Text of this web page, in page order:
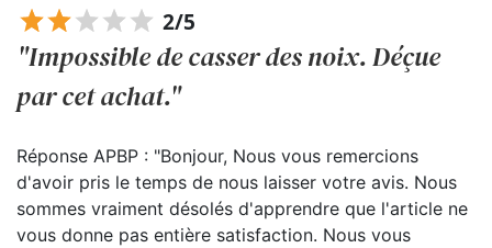
2/5
"Impossible de casser des noix. Déçue
par cet achat."
Réponse APBP : "Bonjour, Nous vous remercions
d'avoir pris le temps de nous laisser votre avis. Nous
sommes vraiment désolés d'apprendre que l'article ne
vous donne pas entière satisfaction. Nous vous